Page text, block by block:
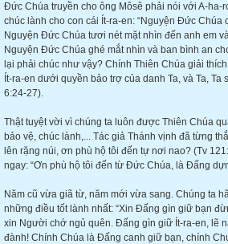
Đức Chúa truyền cho ông Môsê phải nói với A-ha-
chúc lành cho con cái Ít-ra-en: “Nguyện Đức Chúa
Nguyện Đức Chúa tươi nét mặt nhìn đến anh em
Nguyện Đức Chúa ghé mắt nhìn và ban bình an
lại phải chúc như vậy? Chính Thiên Chúa giải
Ít-ra-en dưới quyền bảo trợ của danh Ta, và Ta, Ta
6:24-27).
Thật tuyệt vời vì chúng ta luôn được Thiên Chúa
bảo vệ, chúc lành,... Tác giả Thánh vịnh đã từng
lên rặng núi, ơn phù hộ tôi đến tự nơi nao? (Tv
ngay: “Ơn phù hộ tôi đến từ Đức Chúa, là Đấng
Năm cũ vừa giã từ, năm mới vừa sang. Chúng ta
những điều tốt lành nhất: “Xin Đấng gìn giữ bạn
xin Người chớ ngủ quên. Đấng gìn giữ Ít-ra-en, lẽ
đành! Chính Chúa là Đấng canh giữ bạn, chính